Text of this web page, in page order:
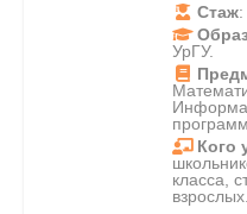
Стаж:
УрГУ.
Кого
класса,
взрослых.